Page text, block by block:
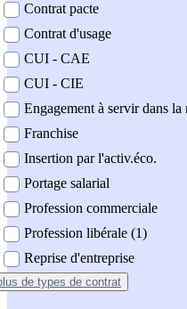
Contrat pacte
Contrat d'usage
CUI - CAE
CUI - CIE
Engagement à servir dans la
Franchise
Insertion par l'activ.éco.
Portage salarial
Profession commerciale
Profession libérale (1)
Reprise d'entreprise
de types de contrat